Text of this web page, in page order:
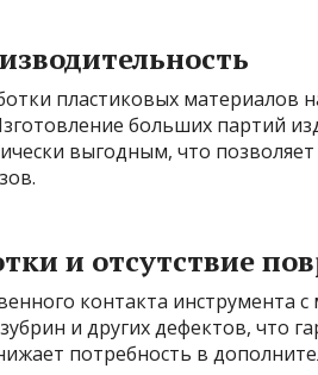
пластиковых материалов
больших партий
выгодным, что
и отсутствие
контакта инструмента
и других дефектов, что
потребность в